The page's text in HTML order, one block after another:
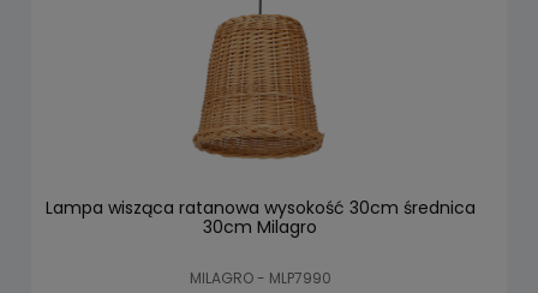
Lampa wisząca ratanowa wysokość 30cm średnica
30cm Milagro
MILAGRO - MLP7990